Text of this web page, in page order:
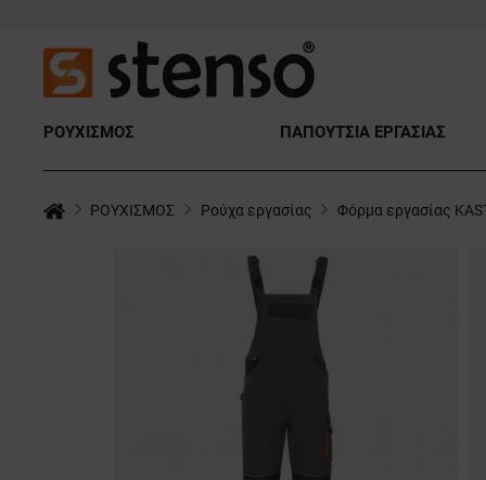
ΡΟΥΧΙΣΜΟΣ ΠΑΠΟΥΤΣΙΑ ΕΡΓΑΣΙΑΣ
ΡΟΥΧΙΣΜΟΣ Ρούχα εργασίας Φόρμα εργασίας